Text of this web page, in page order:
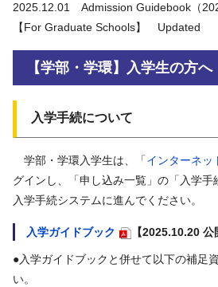
2025.12.01 Admission Guidebook（
【For Graduate Schools】 Updated
【学部・学環】入学生の方へ
入学手続について
学部・学環入学生は、「インターネッ
グインし、「申し込み一覧」の「入学手
入学手続システムに進んでください。
入学ガイドブック 【2025.10.20 公
●入学ガイドブックと併せて以下の補足
い